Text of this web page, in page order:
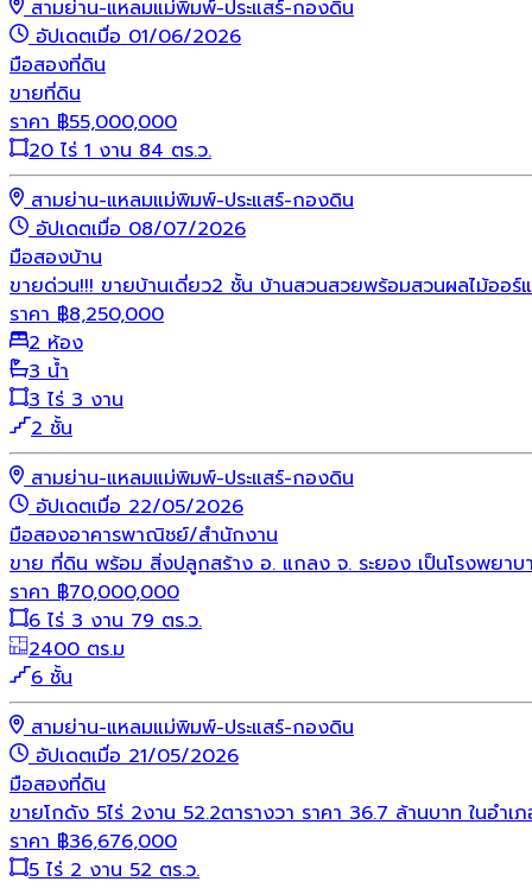
สามย่าน-แหลมแม่พิมพ์-ประแสร์-กองดิน
อัปเดตเมื่อ 01/06/2026
มือสองที่ดิน
ขายที่ดิน
ราคา ฿55,000,000
20 ไร่ 1 งาน 84 ตร.ว.
สามย่าน-แหลมแม่พิมพ์-ประแสร์-กองดิน
อัปเดตเมื่อ 08/07/2026
มือสองบ้าน
ขายด่วน!!! ขายบ้านเดี่ยว2 ชั้น บ้านสวนสวยพร้อมสวนผลไม้ออ
ราคา ฿8,250,000
2 ห้อง
3 น้ำ
3 ไร่ 3 งาน
2 ชั้น
สามย่าน-แหลมแม่พิมพ์-ประแสร์-กองดิน
อัปเดตเมื่อ 22/05/2026
มือสองอาคารพาณิชย์/สำนักงาน
ขาย ที่ดิน พร้อม สิ่งปลูกสร้าง อ. แกลง จ. ระยอง เป็นโรงพยา
ราคา ฿70,000,000
6 ไร่ 3 งาน 79 ตร.ว.
2400 ตร.ม
6 ชั้น
สามย่าน-แหลมแม่พิมพ์-ประแสร์-กองดิน
อัปเดตเมื่อ 21/05/2026
มือสองที่ดิน
ขายโกดัง 5ไร่ 2งาน 52.2ตารางวา ราคา 36.7 ล้านบาท ในอำเ
ราคา ฿36,676,000
5 ไร่ 2 งาน 52 ตร.ว.